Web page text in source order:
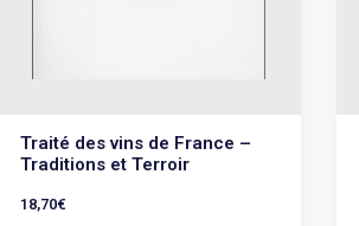
Traité des vins de France –
Traditions et Terroir
18,70€